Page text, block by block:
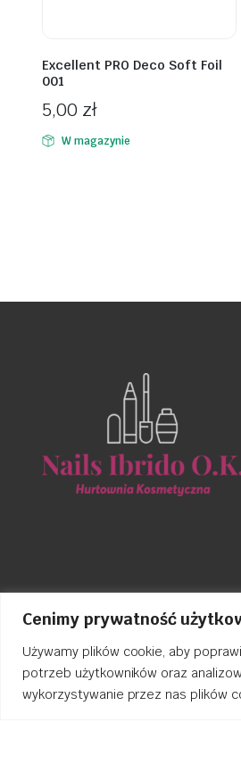
Cenimy prywatność
Używamy plików cookie, aby
potrzeb użytkowników oraz
wykorzystywanie przez nas plików
Excellent PRO Deco Soft Foil
001
5,00 zł
W magazynie